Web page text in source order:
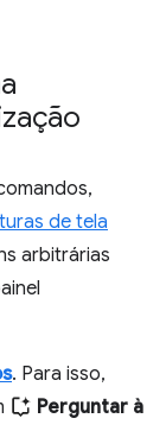
de tela
arbitrárias
. Para isso,
Perguntar à